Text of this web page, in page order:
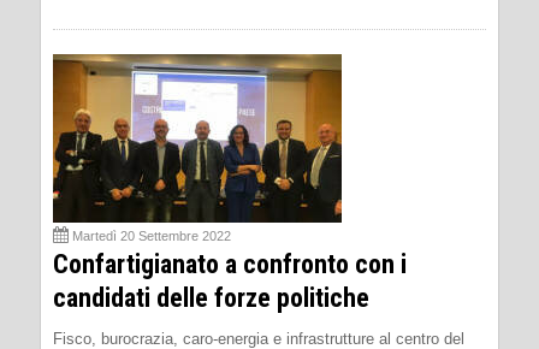
Martedì 20 Settembre 2022
Confartigianato a confronto con i
candidati delle forze politiche
Fisco, burocrazia, caro-energia e infrastrutture al centro del